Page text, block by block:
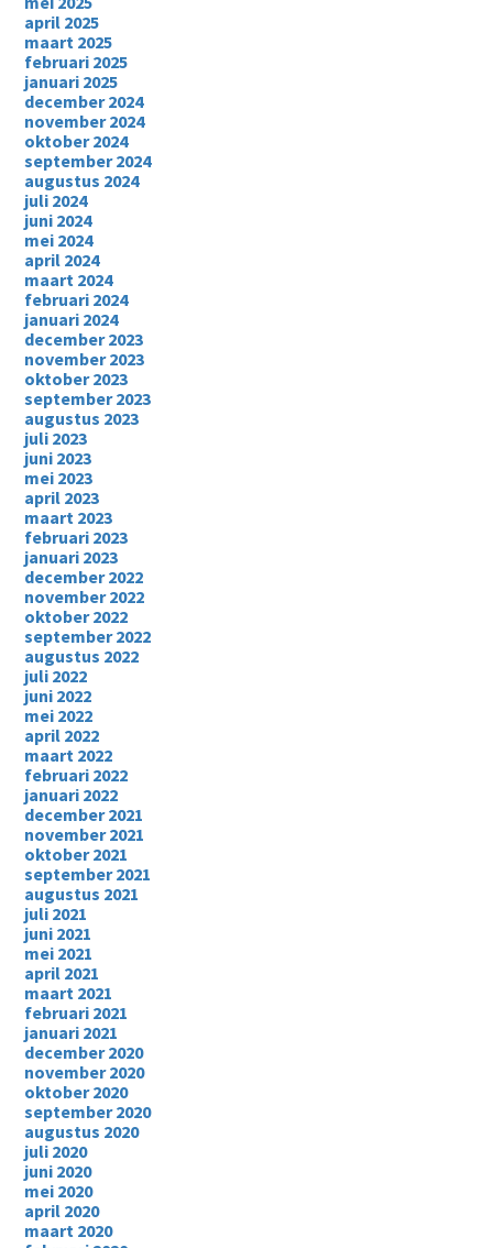
april 2025
maart 2025
februari 2025
januari 2025
december 2024
november 2024
oktober 2024
september 2024
augustus 2024
juli 2024
juni 2024
mei 2024
april 2024
maart 2024
februari 2024
januari 2024
december 2023
november 2023
oktober 2023
september 2023
augustus 2023
juli 2023
juni 2023
mei 2023
april 2023
maart 2023
februari 2023
januari 2023
december 2022
november 2022
oktober 2022
september 2022
augustus 2022
juli 2022
juni 2022
mei 2022
april 2022
maart 2022
februari 2022
januari 2022
december 2021
november 2021
oktober 2021
september 2021
augustus 2021
juli 2021
juni 2021
mei 2021
april 2021
maart 2021
februari 2021
januari 2021
december 2020
november 2020
oktober 2020
september 2020
augustus 2020
juli 2020
juni 2020
mei 2020
april 2020
maart 2020